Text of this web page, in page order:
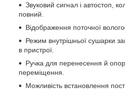
Звуковий сигнал і автостоп,
повний.
Відображення поточної
Режим внутрішньої сушарки
в пристрої.
Ручка для перенесення й
переміщення.
Можливість встановлення